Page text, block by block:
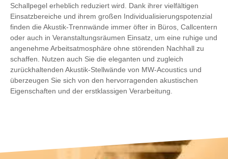
Schallpegel erheblich reduziert wird. Dank ihrer vielfältigen
Einsatzbereiche und ihrem großen Individualisierungspotenzial
finden die Akustik-Trennwände immer öfter in Büros, Callcentern
oder auch in Veranstaltungsräumen Einsatz, um eine ruhige und
angenehme Arbeitsatmosphäre ohne störenden Nachhall zu
schaffen. Nutzen auch Sie die eleganten und zugleich
zurückhaltenden Akustik-Stellwände von MW-Acoustics und
überzeugen Sie sich von den hervorragenden akustischen
Eigenschaften und der erstklassigen Verarbeitung.